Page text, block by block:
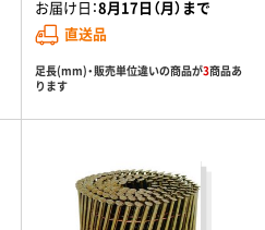
お届け日：8月17日（月）まで
直送品
足長(mm)・販売単位違いの商品が3商品あ
ります